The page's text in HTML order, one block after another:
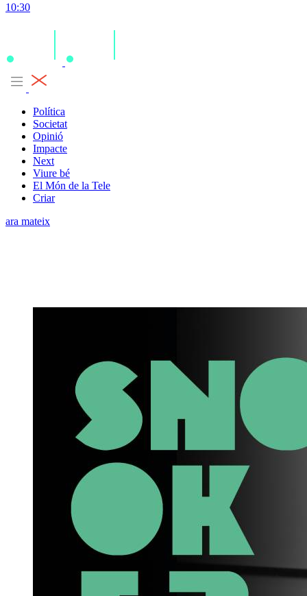
10:30
Política
Societat
Opinió
Impacte
Next
Viure bé
El Món de la Tele
Criar
ara mateix